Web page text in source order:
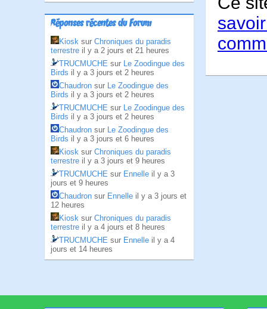
Réponses récentes du Forum
Kiosk sur Chroniques du paradis
terrestre il y a 2 jours et 21 heures
TRUCMUCHE sur Le Zoodingue des
Birds il y a 3 jours et 2 heures
Chaudron sur Le Zoodingue des
Birds il y a 3 jours et 2 heures
TRUCMUCHE sur Le Zoodingue des
Birds il y a 3 jours et 2 heures
Chaudron sur Le Zoodingue des
Birds il y a 3 jours et 6 heures
Kiosk sur Chroniques du paradis
terrestre il y a 3 jours et 9 heures
TRUCMUCHE sur Ennelle il y a 3
jours et 9 heures
Chaudron sur Ennelle il y a 3 jours et
12 heures
Kiosk sur Chroniques du paradis
terrestre il y a 4 jours et 8 heures
TRUCMUCHE sur Ennelle il y a 4
jours et 14 heures